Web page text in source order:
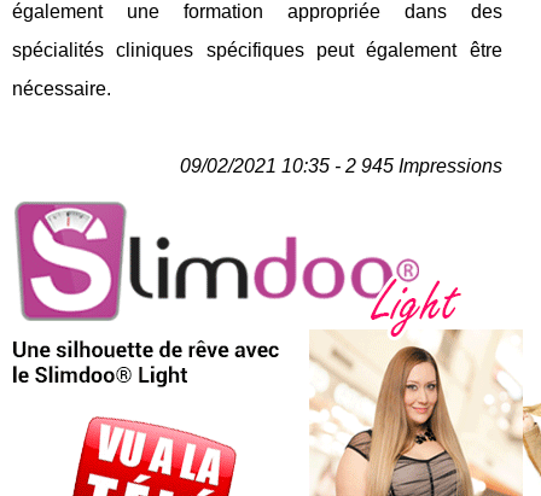
également une formation appropriée dans des
spécialités cliniques spécifiques peut également être
nécessaire.
09/02/2021 10:35 - 2 945 Impressions